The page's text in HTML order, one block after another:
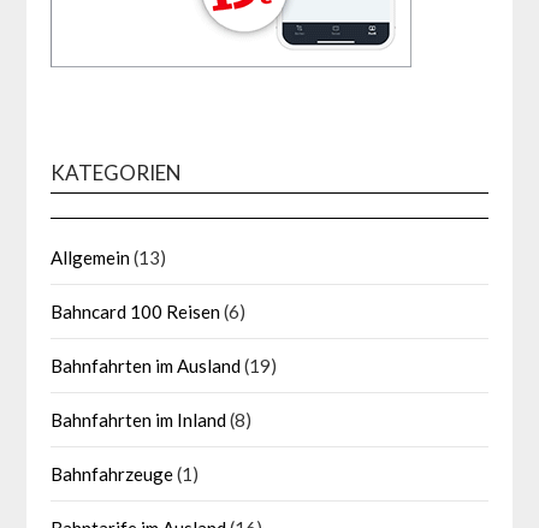
KATEGORIEN
Allgemein(13)
Bahncard 100 Reisen(6)
Bahnfahrten im Ausland(19)
Bahnfahrten im Inland(8)
Bahnfahrzeuge(1)